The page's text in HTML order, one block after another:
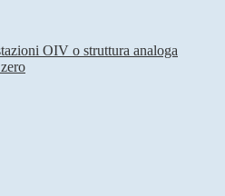
OIV o struttura analoga